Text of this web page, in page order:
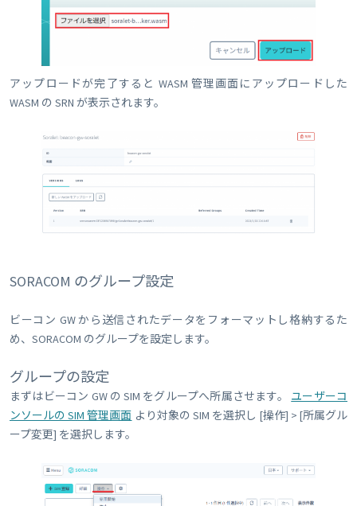
アップロードが完了すると WASM 管理画面にアップロードした
WASM の SRN が表示されます。
SORACOM のグループ設定
ビーコン GW から送信されたデータをフォーマットし格納するた
め、SORACOM のグループを設定します。
グループの設定
まずはビーコン GW の SIM をグループへ所属させます。
ユーザーコ
ンソールの SIM 管理画面 より対象の SIM を選択し [操作] > [所属グル
ープ変更] を選択します。